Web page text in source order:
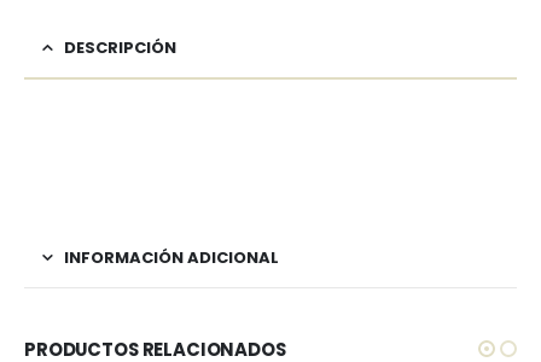
DESCRIPCIÓN
INFORMACIÓN ADICIONAL
PRODUCTOS RELACIONADOS